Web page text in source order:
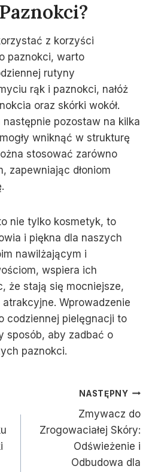
z korzyści
paznokci, warto
rutyny
rąk i paznokci, nałóż
oraz skórki wokół.
następnie pozostaw na kilka
wniknąć w strukturę
stosować zarówno
zapewniając dłoniom
nie tylko kosmetyk, to
i piękna dla naszych
nawilżającym i
wspiera ich
że stają się mocniejsze,
Wprowadzenie
codziennej pielęgnacji to
sposób, aby zadbać o
paznokci.
NASTĘPNY
Zmywacz do
Zrogowaciałej Skóry:
Odświeżenie i
Odbudowa dla